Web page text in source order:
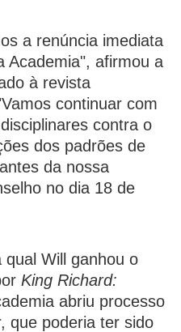
a renúncia imediata
Academia", afirmou a
à revista
continuar com
contra o
dos padrões de
da nossa
no dia 18 de
Will ganhou o
King Richard:
abriu processo
que poderia ter sido